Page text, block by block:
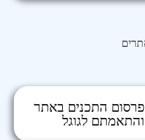
פרסום התכנים באתר
והתאמתם לגוגל